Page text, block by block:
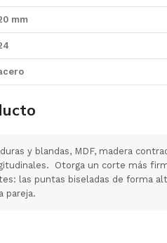
mm
y blandas, MDF, madera
Otorga un corte más
las puntas biseladas de forma
pareja.